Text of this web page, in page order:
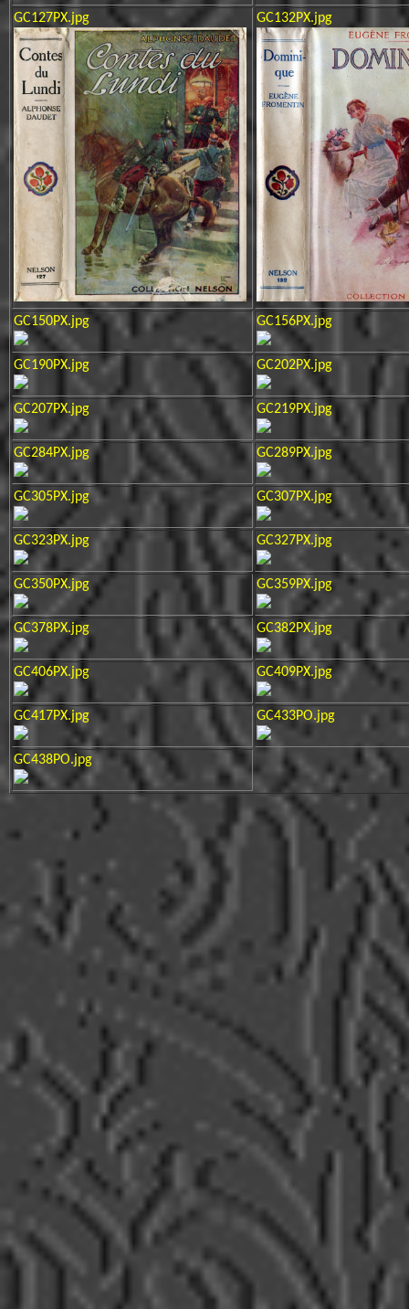
GC127PX.jpg GC132PX.jpg
GC150PX.jpg GC156PX.jpg
GC190PX.jpg GC202PX.jpg
GC207PX.jpg GC219PX.jpg
GC284PX.jpg GC289PX.jpg
GC305PX.jpg GC307PX.jpg
GC323PX.jpg GC327PX.jpg
GC350PX.jpg GC359PX.jpg
GC378PX.jpg GC382PX.jpg
GC406PX.jpg GC409PX.jpg
GC417PX.jpg GC433PO.jpg
GC438PO.jpg